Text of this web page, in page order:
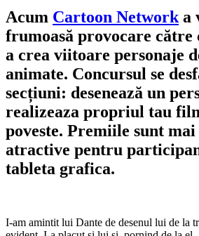
Acum Cartoon Network a
frumoasă provocare către
a crea viitoare personaje
animate. Concursul se
secțiuni: desenează un
realizeaza propriul tau
poveste. Premiile sunt
atractive pentru
tableta grafica.
I-am amintit lui Dante de desenul lui de la